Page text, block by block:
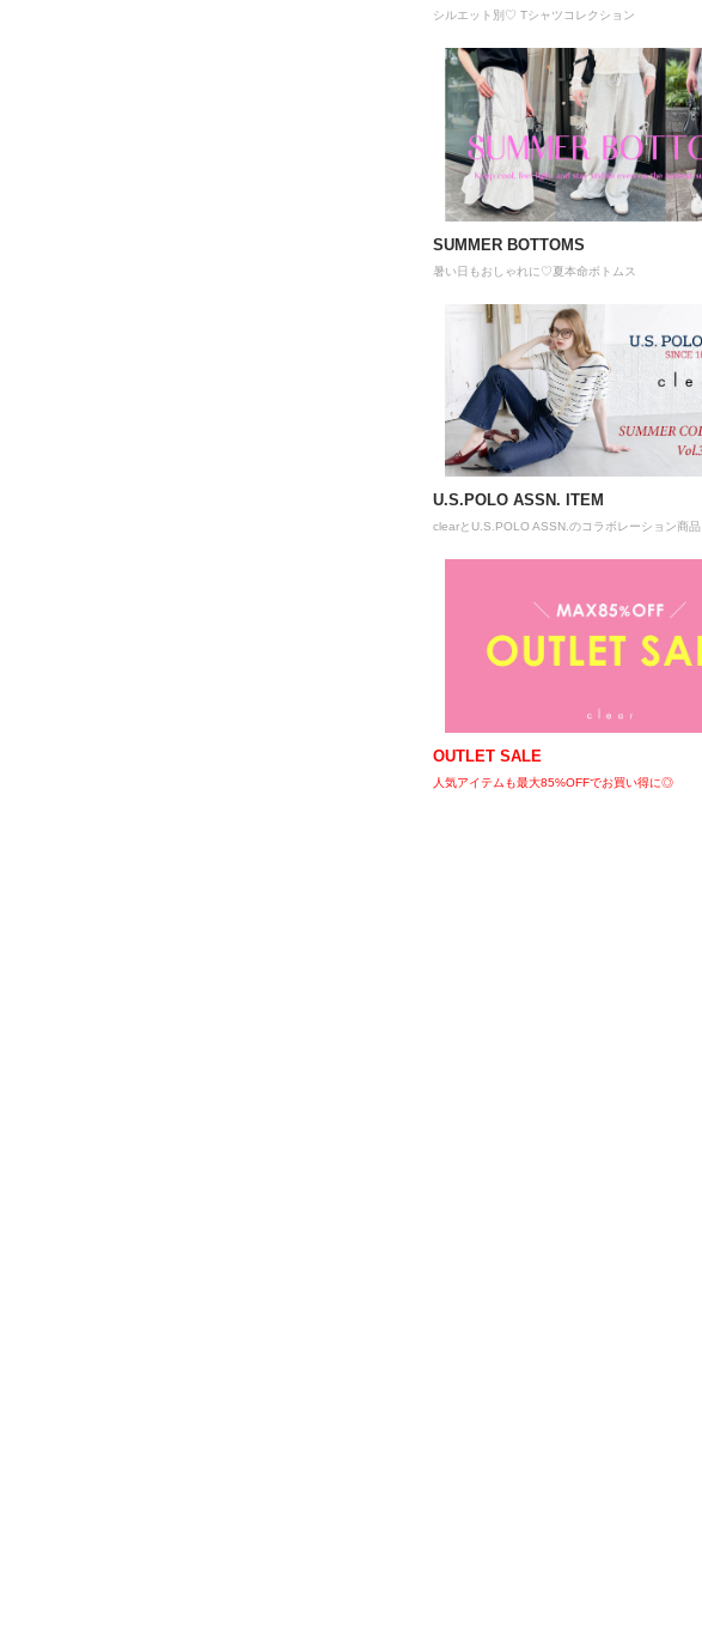
シルエット別♡ Tシャツコレクション
SUMMER BOTTOMS
暑い日もおしゃれに♡夏本命ボトムス
U.S.POLO ASSN. ITEM
clearとU.S.POLO ASSN.のコラボレーション商品
OUTLET SALE
人気アイテムも最大85%OFFでお買い得に◎